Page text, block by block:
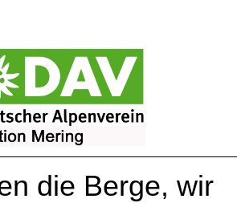
die Berge, wir